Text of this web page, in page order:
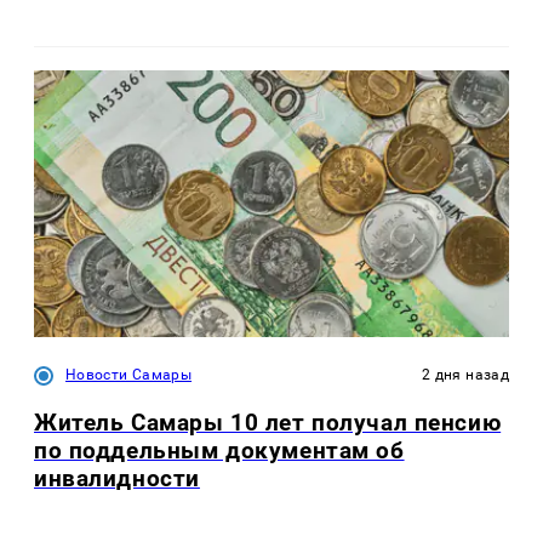
Новости Самары 2 дня назад
Житель Самары 10 лет получал пенсию
по поддельным документам об
инвалидности